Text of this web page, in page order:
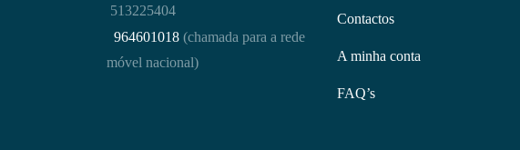
Contactos
A minha conta
FAQ’s
513225404
964601018 (chamada para a rede
móvel nacional)